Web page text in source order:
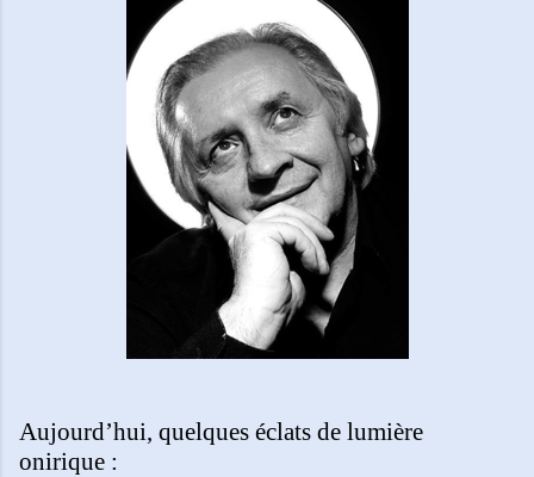
Aujourd’hui, quelques éclats de lumière
onirique :